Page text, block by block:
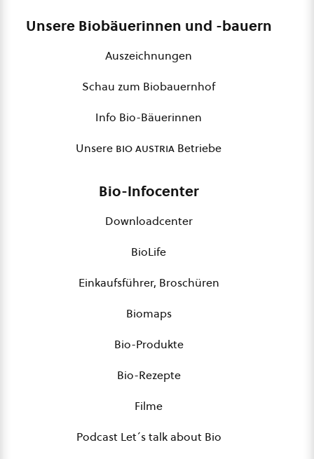
Unsere Biobäuerinnen und -bauern
Auszeichnungen
Schau zum Biobauernhof
Info Bio-Bäuerinnen
Unsere bio austria Betriebe
Bio-Infocenter
Downloadcenter
BioLife
Einkaufsführer, Broschüren
Biomaps
Bio-Produkte
Bio-Rezepte
Filme
Podcast Let´s talk about Bio